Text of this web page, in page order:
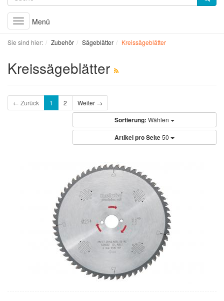
Toggle
navigation
Menü
Sie sind hier: Zubehör Sägeblätter Kreissägeblätter
Kreissägeblätter
← Zurück 1 2 Weiter →
Sortierung: Wählen
Artikel pro Seite50